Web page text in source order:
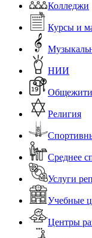
Колледжи
Курсы и
НИИ
Религия
Среднее
Услуги
Учебные
Центры